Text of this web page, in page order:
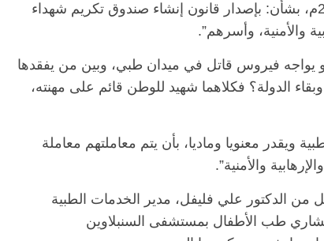
العمليات الارهابية، وفقا لقانون رقم 16 لسنة 2018م، بشأن: بإصدار قانون إنشاء صندوق تكريم شهداء
والأمنية، وأسرهم”.
يواجه فيروس قاتل في ميدان طبي، وبين من يفقدها
الدولة؟ فكلاهما شهيد للوطن قائم على مهنته،
ويقدر معنويا وماديا، بأن يتم معاملتهم معاملة
والأمنية”.
من الدكتور علي فليفل، مدير الخدمات الطبية
طب الأطفال بمستشفى السنبلاوين